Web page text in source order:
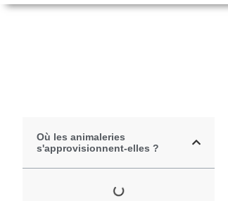
Où les animaleries
s'approvisionnent-elles ?